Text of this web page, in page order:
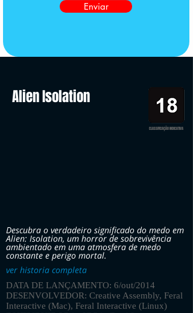
Enviar
Alien Isolation
CLASSIFICAÇÃO INDICATIVA
Descubra o verdadeiro significado do medo em
Alien: Isolation, um horror de sobrevivência
ambientado em uma atmosfera de medo
constante e perigo mortal.
ver historia completa
DATA DE LANÇAMENTO: 6/out/2014
DESENVOLVEDOR: Creative Assembly, Feral
Interactive (Mac), Feral Interactive (Linux)